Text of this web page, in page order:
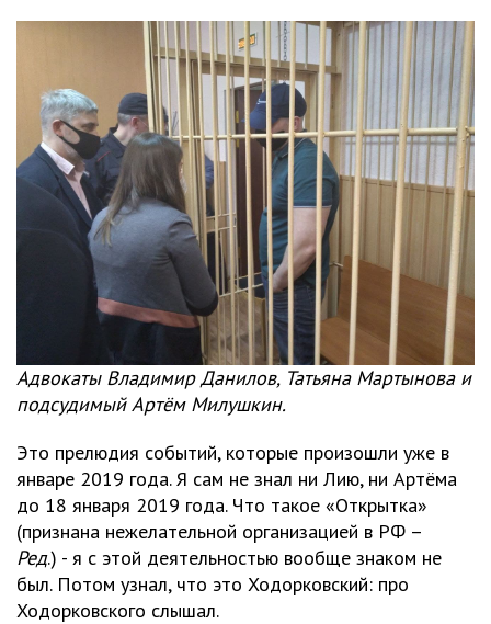
Адвокаты Владимир Данилов, Татьяна Мартынова и
подсудимый Артём Милушкин.
Это прелюдия событий, которые произошли уже в
январе 2019 года. Я сам не знал ни Лию, ни Артёма
до 18 января 2019 года. Что такое «Открытка»
(признана нежелательной организацией в РФ –
Ред.) - я с этой деятельностью вообще знаком не
был. Потом узнал, что это Ходорковский: про
Ходорковского слышал.